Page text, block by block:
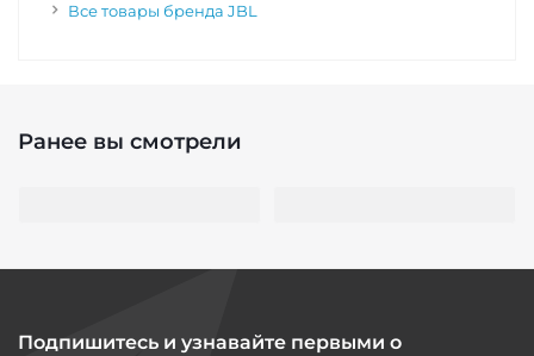
Все товары бренда JBL
Ранее вы смотрели
Подпишитесь и узнавайте первыми о